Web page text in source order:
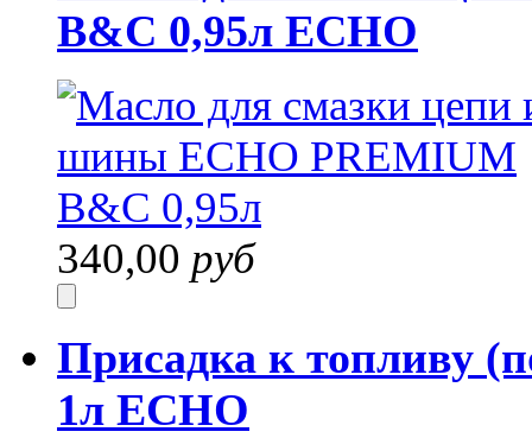
B&C 0,95л ECHO
340,00 руб
Присадка к топливу
1л ECHO